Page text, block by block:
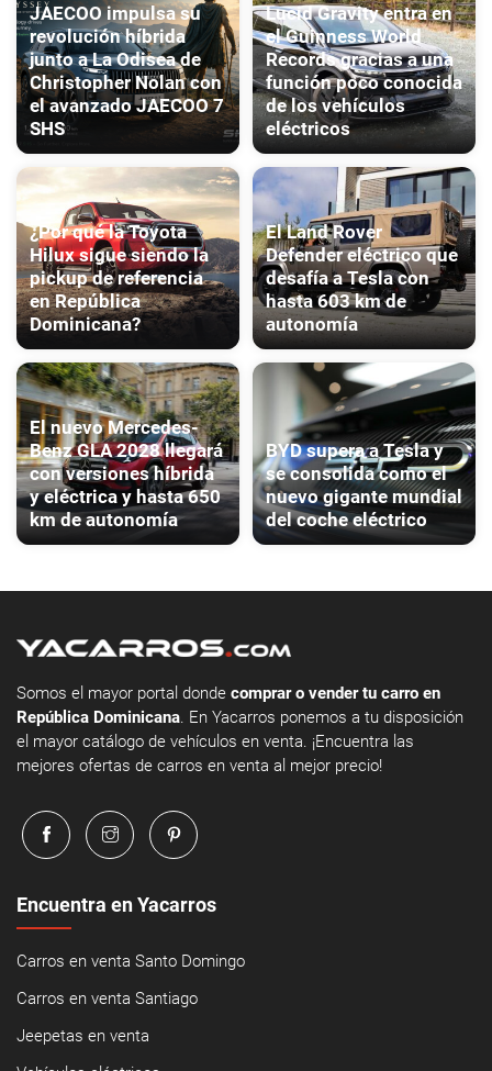
JAECOO impulsa su
revolución híbrida
junto a La Odisea de
Christopher Nolan con
el avanzado JAECOO 7
SHS
Lucid Gravity entra en
el Guinness World
Records gracias a una
función poco conocida
de los vehículos
eléctricos
¿Por qué la Toyota
Hilux sigue siendo la
pickup de referencia
en República
Dominicana?
El Land Rover
Defender eléctrico que
desafía a Tesla con
hasta 603 km de
autonomía
El nuevo Mercedes-
Benz GLA 2028 llegará
con versiones híbrida
y eléctrica y hasta 650
km de autonomía
BYD supera a Tesla y
se consolida como el
nuevo gigante mundial
del coche eléctrico
Somos el mayor portal donde comprar o vender tu carro en
República Dominicana. En Yacarros ponemos a tu disposición
el mayor catálogo de vehículos en venta. ¡Encuentra las
mejores ofertas de carros en venta al mejor precio!
Encuentra en Yacarros
Carros en venta Santo Domingo
Carros en venta Santiago
Jeepetas en venta